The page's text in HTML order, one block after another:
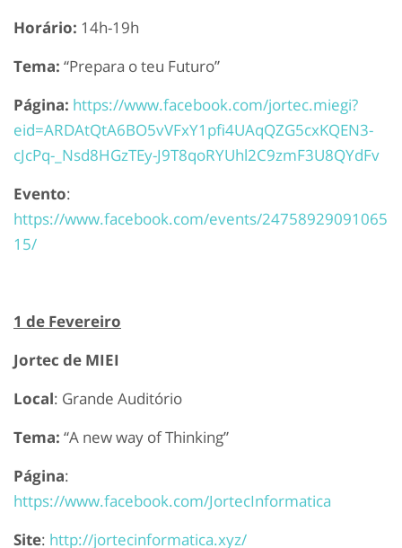
Horário: 14h-19h
Tema: “Prepara o teu Futuro”
Página: https://www.facebook.com/jortec.miegi?
eid=ARDAtQtA6BO5vVFxY1pfi4UAqQZG5cxKQEN3-
cJcPq-_Nsd8HGzTEy-J9T8qoRYUhl2C9zmF3U8QYdFv
Evento:
https://www.facebook.com/events/24758929091065
15/
1 de Fevereiro
Jortec de MIEI
Local: Grande Auditório
Tema: “A new way of Thinking”
Página:
https://www.facebook.com/JortecInformatica
Site: http://jortecinformatica.xyz/